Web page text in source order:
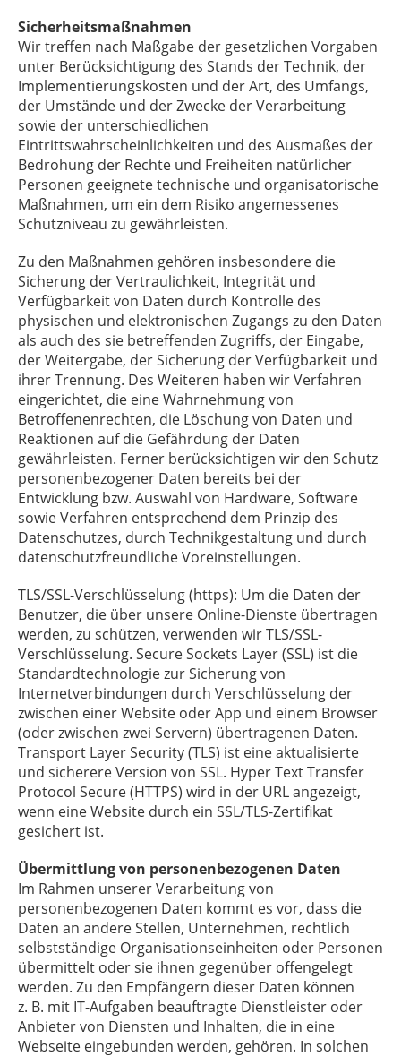
Sicherheitsmaßnahmen
Wir treffen nach Maßgabe der gesetzlichen Vorgaben
unter Berücksichtigung des Stands der Technik, der
Implementierungskosten und der Art, des Umfangs,
der Umstände und der Zwecke der Verarbeitung
sowie der unterschiedlichen
Eintrittswahrscheinlichkeiten und des Ausmaßes der
Bedrohung der Rechte und Freiheiten natürlicher
Personen geeignete technische und organisatorische
Maßnahmen, um ein dem Risiko angemessenes
Schutzniveau zu gewährleisten.
Zu den Maßnahmen gehören insbesondere die
Sicherung der Vertraulichkeit, Integrität und
Verfügbarkeit von Daten durch Kontrolle des
physischen und elektronischen Zugangs zu den Daten
als auch des sie betreffenden Zugriffs, der Eingabe,
der Weitergabe, der Sicherung der Verfügbarkeit und
ihrer Trennung. Des Weiteren haben wir Verfahren
eingerichtet, die eine Wahrnehmung von
Betroffenenrechten, die Löschung von Daten und
Reaktionen auf die Gefährdung der Daten
gewährleisten. Ferner berücksichtigen wir den Schutz
personenbezogener Daten bereits bei der
Entwicklung bzw. Auswahl von Hardware, Software
sowie Verfahren entsprechend dem Prinzip des
Datenschutzes, durch Technikgestaltung und durch
datenschutzfreundliche Voreinstellungen.
TLS/SSL-Verschlüsselung (https): Um die Daten der
Benutzer, die über unsere Online-Dienste übertragen
werden, zu schützen, verwenden wir TLS/SSL-
Verschlüsselung. Secure Sockets Layer (SSL) ist die
Standardtechnologie zur Sicherung von
Internetverbindungen durch Verschlüsselung der
zwischen einer Website oder App und einem Browser
(oder zwischen zwei Servern) übertragenen Daten.
Transport Layer Security (TLS) ist eine aktualisierte
und sicherere Version von SSL. Hyper Text Transfer
Protocol Secure (HTTPS) wird in der URL angezeigt,
wenn eine Website durch ein SSL/TLS-Zertifikat
gesichert ist.
Übermittlung von personenbezogenen Daten
Im Rahmen unserer Verarbeitung von
personenbezogenen Daten kommt es vor, dass die
Daten an andere Stellen, Unternehmen, rechtlich
selbstständige Organisationseinheiten oder Personen
übermittelt oder sie ihnen gegenüber offengelegt
werden. Zu den Empfängern dieser Daten können
z. B. mit IT-Aufgaben beauftragte Dienstleister oder
Anbieter von Diensten und Inhalten, die in eine
Webseite eingebunden werden, gehören. In solchen